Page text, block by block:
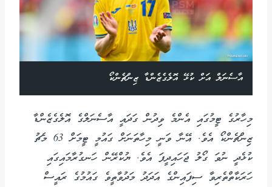
އާސެނަލް އަށް ކުޅޭ އޮލެގެޒެންޑާ ޒިންޗެންކޯ
މިހާރުގެ ޓީމުގައި އެންމެ ވިދުން ގަދައީ އާސެނަލްގެ އޮލެގެޒެންޑާ
ޒިންޗެންކޯ އެވެ. އޭނާ ވަނީ މިހާތަނަށް ގައުމީ ޓީމަށް 63 މެޗު
ކުޅެދީ ނުވަ ގޯލު ޖަހައިދީފަ އެވެ. ޔުކްރޭން ހަނގުރާމައިގައި
ހަރަކާތްތެރިވާ ސިފައިންގެ އަދަދު މަދުވާތީވެ ގައުމުގެ ރައީސް